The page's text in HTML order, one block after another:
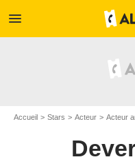
menu
Accueil Stars Acteur Acteur